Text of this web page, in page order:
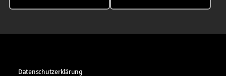
Datenschutzerklärung